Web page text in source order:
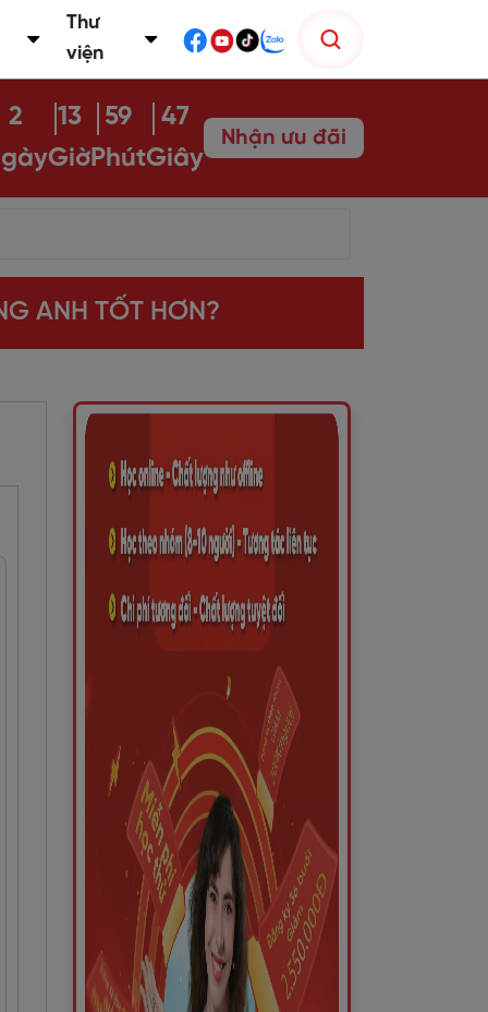
Thư
viện
2
13
Giờ
59
Phút
46
Giây
Nhận ưu đãi
ANH TỐT HƠN?